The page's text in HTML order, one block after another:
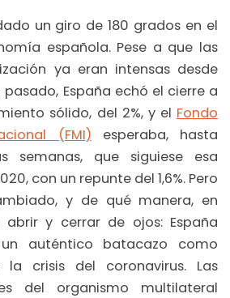
un giro de 180 grados en el
española. Pese a que las
ya eran intensas desde
España echó el cierre a
sólido, del 2%, y el Fondo
(FMI) esperaba, hasta
semanas, que siguiese esa
con un repunte del 1,6%. Pero
y de qué manera, en
y cerrar de ojos: España
auténtico batacazo como
la crisis del coronavirus. Las
del organismo multilateral